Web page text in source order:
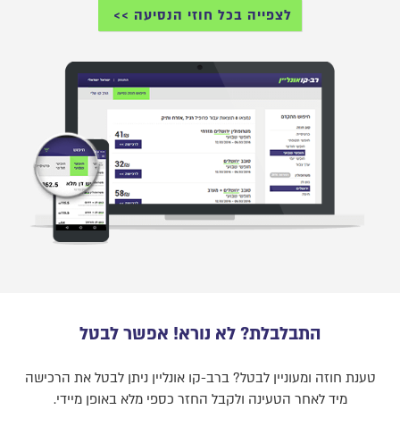
לצפייה בכל חוזי הנסיעה
התבלבלת? לא נורא! אפשר לבטל
טענת חוזה ומעוניין לבטל? ברב-קו אונליין ניתן לבטל את הרכישה
מיד לאחר הטעינה ולקבל החזר כספי מלא באופן מיידי.